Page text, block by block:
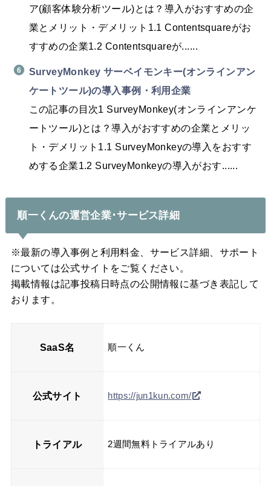
ア(顧客体験分析ツール)とは？導入がおすすめの企
業とメリット・デメリット1.1 Contentsquareがお
すすめの企業1.2 Contentsquareが......
SurveyMonkey サーベイモンキー(オンラインアン
ケートツール)の導入事例・利用企業
この記事の目次1 SurveyMonkey(オンラインアンケ
ートツール)とは？導入がおすすめの企業とメリッ
ト・デメリット1.1 SurveyMonkeyの導入をおすす
めする企業1.2 SurveyMonkeyの導入がおす......
順一くんの運営企業･サービス詳細
※最新の導入事例と利用料金、サービス詳細、サポート
については公式サイトをご覧ください。
掲載情報は記事投稿日時点の公開情報に基づき表記して
おります。
SaaS名 順一くん
公式サイト https://jun1kun.com/
トライアル 2週間無料トライアルあり